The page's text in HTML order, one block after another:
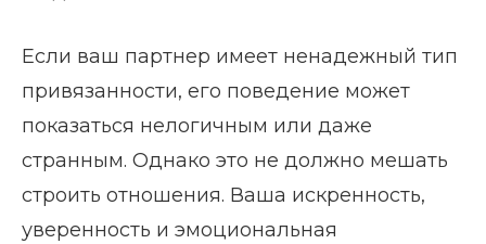
Если ваш партнер имеет ненадежный тип
привязанности, его поведение может
показаться нелогичным или даже
странным. Однако это не должно мешать
строить отношения. Ваша искренность,
уверенность и эмоциональная